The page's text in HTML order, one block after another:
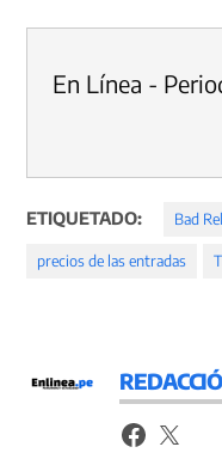
En Línea -
ETIQUETADO: Bad
precios de las entradas